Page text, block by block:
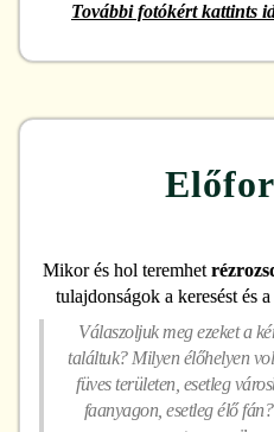
További fotókért kattints
Mikor és hol teremhet
tulajdonságok a keresést és
Válaszoljuk meg ezeket a
találtuk? Milyen élőhelyen
füves területen, esetleg
faanyagon, esetleg élő